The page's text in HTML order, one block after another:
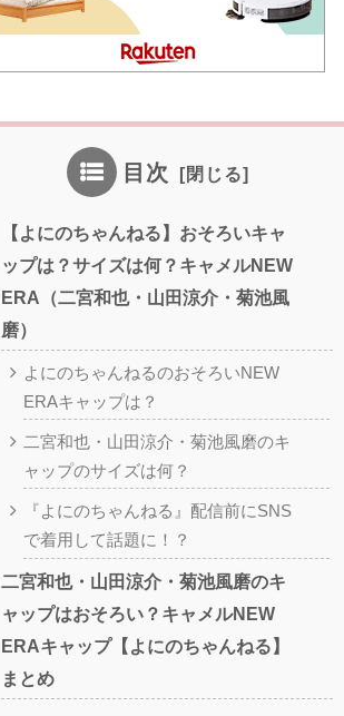
目次
【よにのちゃんねる】おそろいキャ
ップは？サイズは何？キャメルNEW
ERA（二宮和也・山田涼介・菊池風
磨）
よにのちゃんねるのおそろいNEW
ERAキャップは？
二宮和也・山田涼介・菊池風磨のキ
ャップのサイズは何？
『よにのちゃんねる』配信前にSNS
で着用して話題に！？
二宮和也・山田涼介・菊池風磨のキ
ャップはおそろい？キャメルNEW
ERAキャップ【よにのちゃんねる】
まとめ